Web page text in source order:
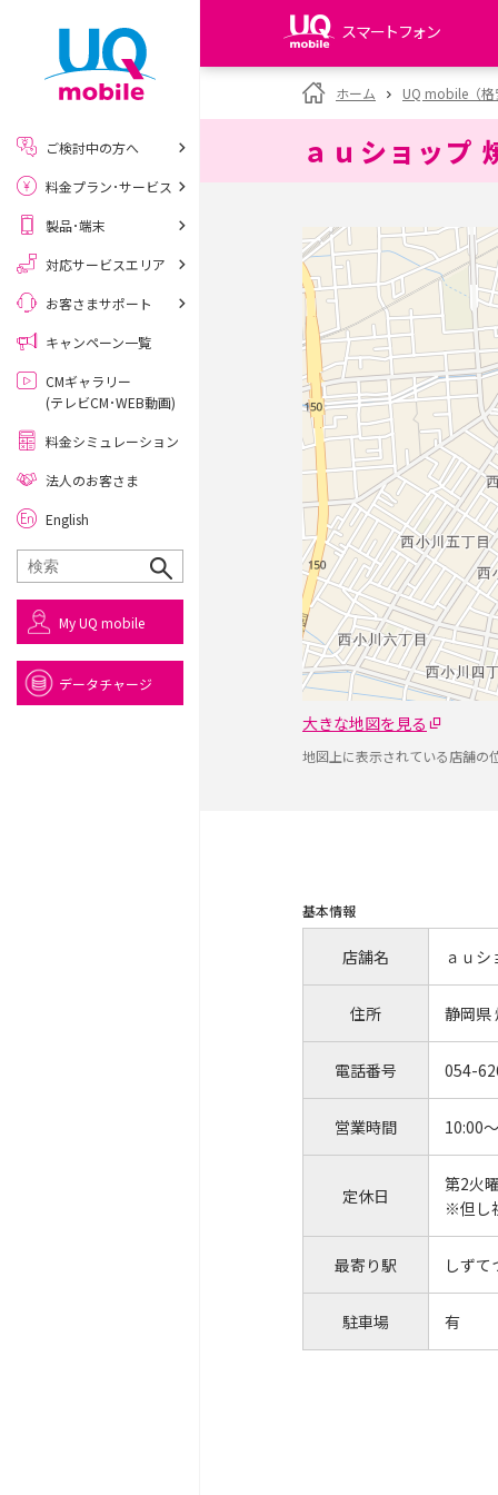
スマートフォン
my UQ WiMAX
UQ WiMAX ご契約の方
My UQ mobile
UQ mobile
データチャージサイト
ホーム UQ mobile（
ａｕショップ
大きな地図を見る
地図上に表示されている店舗の
基本情報
店舗名 ａｕ
住所 静岡県
電話番号 054-
営業時間 10:00
定休日
第2火
※但し
最寄り駅 しず
駐車場 有
ご検討中の方へ
料金プラン･サービス
製品･端末
対応サービスエリア
お客さまサポート
キャンペーン一覧
CMギャラリー
(テレビCM･WEB動画)
料金シミュレーション
法人のお客さま
English
My UQ mobile
データチャージ